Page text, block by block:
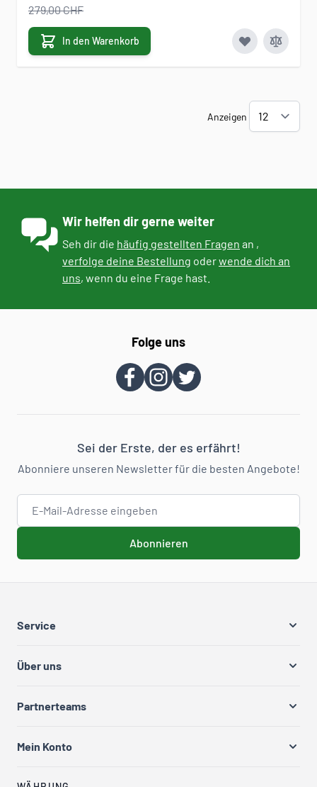
279,00 CHF
In den Warenkorb
Anzeigen
Wir helfen dir gerne weiter
Seh dir die häufig gestellten Fragen an ,
verfolge deine Bestellung oderwende dich an
uns, wenn du eine Frage hast.
Folge uns
Sei der Erste, der es erfährt!
Abonniere unseren Newsletter für die besten Angebote!
E-Mail-Adresse
Abonnieren
Service
Über uns
Partnerteams
Mein Konto